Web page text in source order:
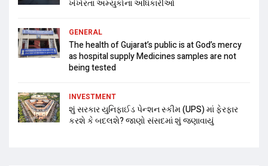
ખંખેરતા અમ્યુકોના અધિકારીઓ
GENERAL
The health of Gujarat’s public is at God’s mercy
as hospital supply Medicines samples are not
being tested
INVESTMENT
શું સરકાર યુનિફાઈડ પેન્શન સ્કીમ (UPS) માં ફેરફાર
કરશે કે બદલશે? જાણો સંસદમાં શું જણાવાયું